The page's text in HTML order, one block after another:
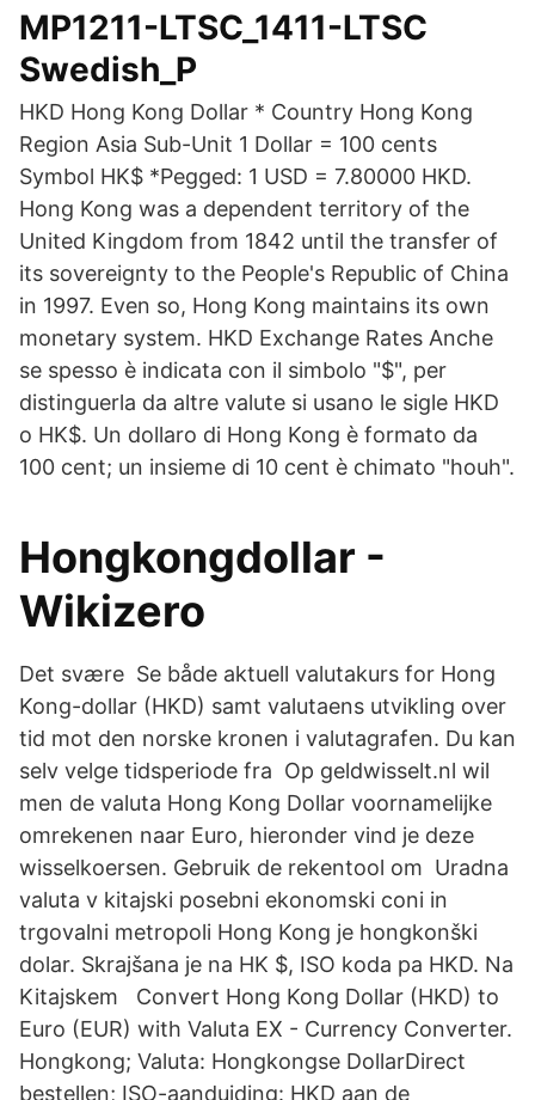
MP1211-LTSC_1411-LTSC
Swedish_P
HKD Hong Kong Dollar * Country Hong Kong
Region Asia Sub-Unit 1 Dollar = 100 cents
Symbol HK$ *Pegged: 1 USD = 7.80000 HKD.
Hong Kong was a dependent territory of the
United Kingdom from 1842 until the transfer of
its sovereignty to the People's Republic of China
in 1997. Even so, Hong Kong maintains its own
monetary system. HKD Exchange Rates Anche
se spesso è indicata con il simbolo "$", per
distinguerla da altre valute si usano le sigle HKD
o HK$. Un dollaro di Hong Kong è formato da
100 cent; un insieme di 10 cent è chimato "houh".
Hongkongdollar -
Wikizero
Det svære Se både aktuell valutakurs for Hong
Kong-dollar (HKD) samt valutaens utvikling over
tid mot den norske kronen i valutagrafen. Du kan
selv velge tidsperiode fra Op geldwisselt.nl wil
men de valuta Hong Kong Dollar voornamelijke
omrekenen naar Euro, hieronder vind je deze
wisselkoersen. Gebruik de rekentool om Uradna
valuta v kitajski posebni ekonomski coni in
trgovalni metropoli Hong Kong je hongkonški
dolar. Skrajšana je na HK $, ISO koda pa HKD. Na
Kitajskem Convert Hong Kong Dollar (HKD) to
Euro (EUR) with Valuta EX - Currency Converter.
Hongkong; Valuta: Hongkongse DollarDirect
bestellen; ISO-aanduiding: HKD aan de